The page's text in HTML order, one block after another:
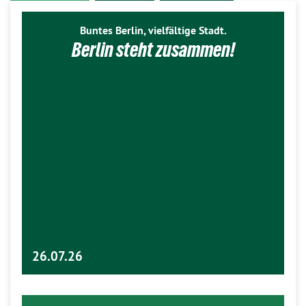
Buntes Berlin, vielfältige Stadt.
Berlin steht zusammen!
26.07.26